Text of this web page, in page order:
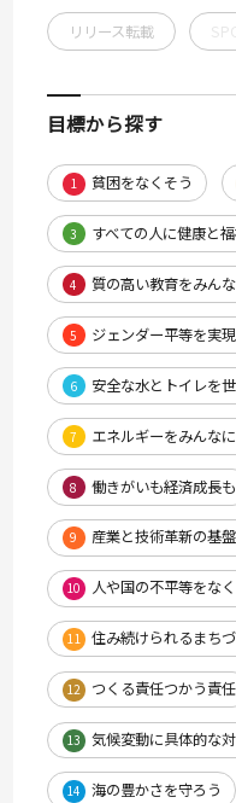
リリース転載
目標から探す
1 貧困をなくそう
3 すべての人に健康と
4 質の高い教育をみん
5 ジェンダー平等を実
6 安全な水とトイレを
7 エネルギーをみんな
8 働きがいも経済成長も
9 産業と技術革新の基
10 人や国の不平等をな
11 住み続けられるまち
12 つくる責任つかう責任
13 気候変動に具体的な
14 海の豊かさを守ろう